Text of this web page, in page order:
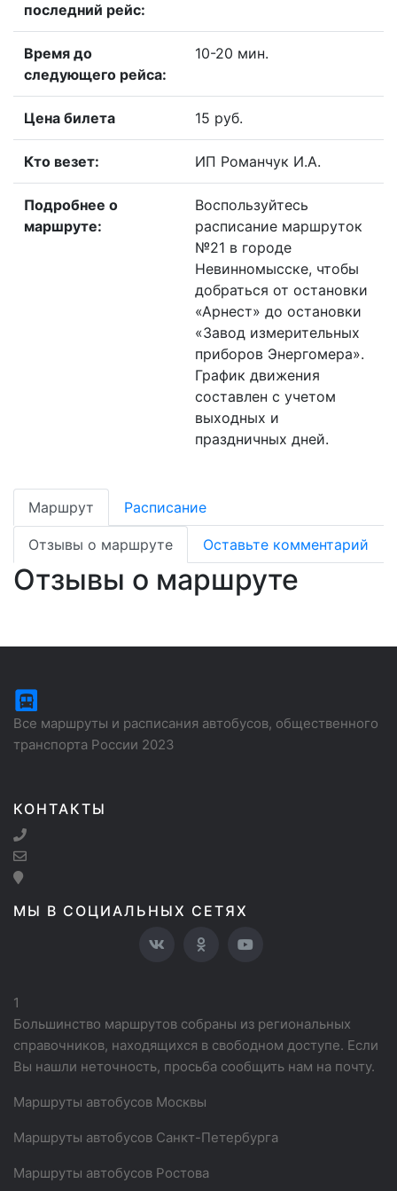
последний рейс:
Время до
следующего рейса:
10-20 мин.
Цена билета 15 руб.
Кто везет: ИП Романчук И.А.
Подробнее о
маршруте:
Воспользуйтесь
расписание маршруток
№21 в городе
Невинномысске, чтобы
добраться от остановки
«Арнест» до остановки
«Завод измерительных
приборов Энергомера».
График движения
составлен с учетом
выходных и
праздничных дней.
Маршрут Расписание
Отзывы о маршруте Оставьте комментарий
Отзывы о маршруте
Все маршруты и расписания автобусов, общественного
транспорта России 2023
КОНТАКТЫ
МЫ В СОЦИАЛЬНЫХ СЕТЯХ
1
Большинство маршрутов собраны из региональных
справочников, находящихся в свободном доступе. Если
Вы нашли неточность, просьба сообщить нам на почту.
Маршруты автобусов Москвы
Маршруты автобусов Санкт-Петербурга
Маршруты автобусов Ростова